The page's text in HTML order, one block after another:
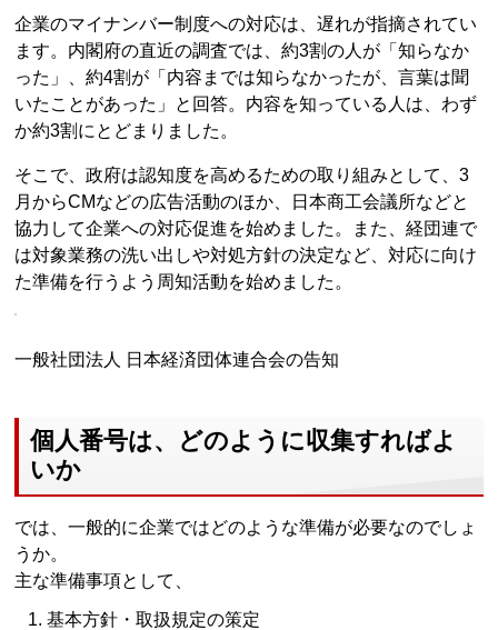
企業のマイナンバー制度への対応は、遅れが指摘されてい
ます。内閣府の直近の調査では、約3割の人が「知らなか
った」、約4割が「内容までは知らなかったが、言葉は聞
いたことがあった」と回答。内容を知っている人は、わず
か約3割にとどまりました。
そこで、政府は認知度を高めるための取り組みとして、3
月からCMなどの広告活動のほか、日本商工会議所などと
協力して企業への対応促進を始めました。また、経団連で
は対象業務の洗い出しや対処方針の決定など、対応に向け
た準備を行うよう周知活動を始めました。
一般社団法人 日本経済団体連合会の告知
個人番号は、どのように収集すればよ
いか
では、一般的に企業ではどのような準備が必要なのでしょ
うか。
主な準備事項として、
基本方針・取扱規定の策定